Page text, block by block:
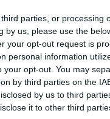
parties, or processing
by us, please use the
your opt-out request is
personal information
opt-out. You may
by third parties on the
by us to third
it to other third